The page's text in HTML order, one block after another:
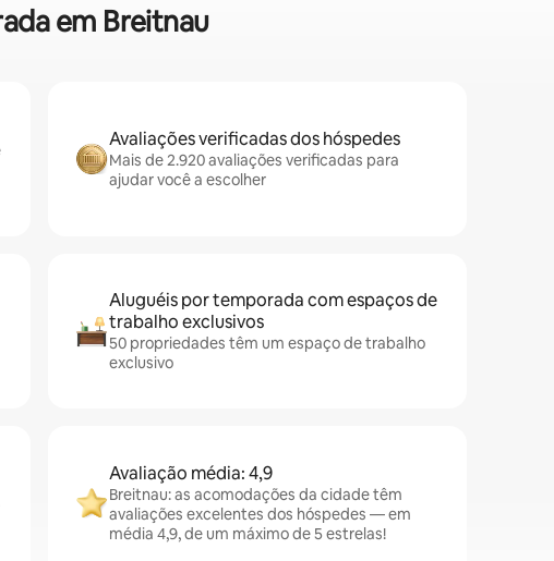
em Breitnau
Avaliações verificadas dos hóspedes
Mais de 2.920 avaliações verificadas para
ajudar você a escolher
Aluguéis por temporada com espaços de
trabalho exclusivos
50 propriedades têm um espaço de trabalho
exclusivo
Avaliação média: 4,9
Breitnau: as acomodações da cidade têm
avaliações excelentes dos hóspedes — em
média 4,9, de um máximo de 5 estrelas!